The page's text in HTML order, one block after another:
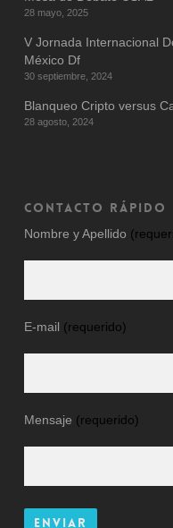
28 mayo, 2025
V Jornada Internacional
México Df
30 septiembre, 2024
Blanqueo Cripto versus
28 agosto, 2024
CONTACTO RÁPIDO
Nombre y Apellido
E-mail (requerido)
Mensaje (requerido)